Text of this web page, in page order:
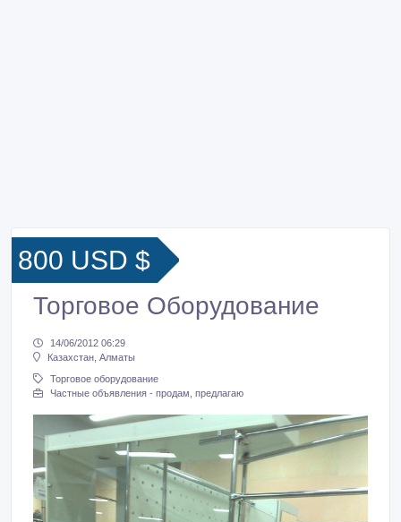
800 USD $
Торговое Оборудование
14/06/2012 06:29
Казахстан, Алматы
Торговое оборудование
Частные объявления - продам, предлагаю